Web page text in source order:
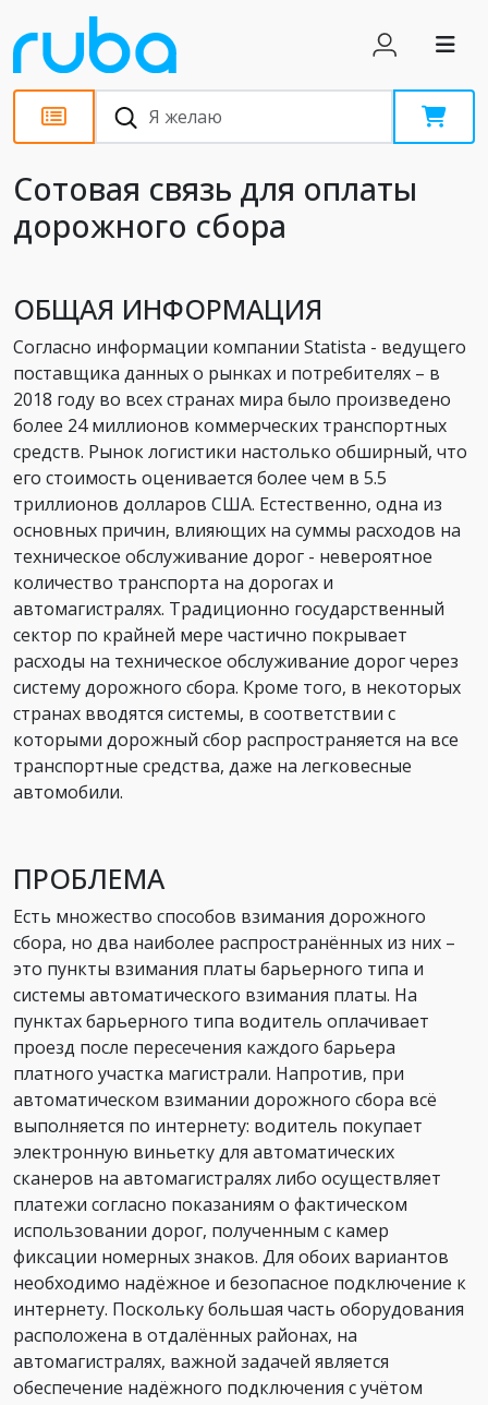
Статьи
Сотовая связь для оплаты
дорожного сбора
ОБЩАЯ ИНФОРМАЦИЯ
Согласно информации компании Statista - ведущего
поставщика данных о рынках и потребителях – в
2018 году во всех странах мира было произведено
более 24 миллионов коммерческих транспортных
средств. Рынок логистики настолько обширный, что
его стоимость оценивается более чем в 5.5
триллионов долларов США. Естественно, одна из
основных причин, влияющих на суммы расходов на
техническое обслуживание дорог - невероятное
количество транспорта на дорогах и
автомагистралях. Традиционно государственный
сектор по крайней мере частично покрывает
расходы на техническое обслуживание дорог через
систему дорожного сбора. Кроме того, в некоторых
странах вводятся системы, в соответствии с
которыми дорожный сбор распространяется на все
транспортные средства, даже на легковесные
автомобили.
ПРОБЛЕМА
Есть множество способов взимания дорожного
сбора, но два наиболее распространённых из них –
это пункты взимания платы барьерного типа и
системы автоматического взимания платы. На
пунктах барьерного типа водитель оплачивает
проезд после пересечения каждого барьера
платного участка магистрали. Напротив, при
автоматическом взимании дорожного сбора всё
выполняется по интернету: водитель покупает
электронную виньетку для автоматических
сканеров на автомагистралях либо осуществляет
платежи согласно показаниям о фактическом
использовании дорог, полученным с камер
фиксации номерных знаков. Для обоих вариантов
необходимо надёжное и безопасное подключение к
интернету. Поскольку большая часть оборудования
расположена в отдалённых районах, на
автомагистралях, важной задачей является
обеспечение надёжного подключения с учётом